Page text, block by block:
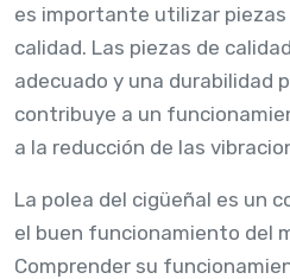
es importante utilizar
calidad. Las piezas de
adecuado y una durabilidad
contribuye a un
a la reducción de las
La polea del cigüeñal es un
el buen funcionamiento del
Comprender su